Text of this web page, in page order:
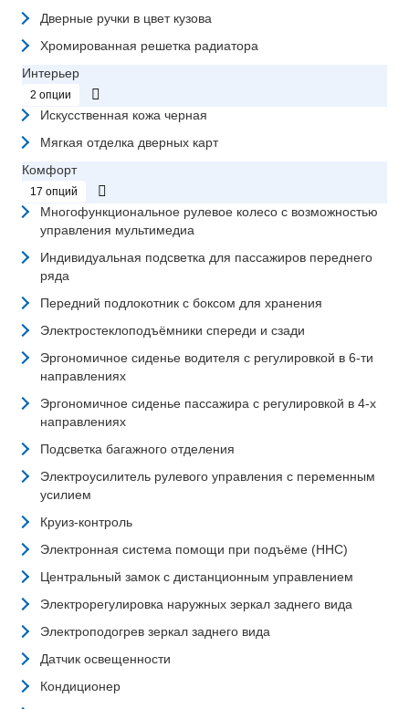
Дверные ручки в цвет кузова
Хромированная решетка радиатора
Интерьер
2 опции
Искусственная кожа черная
Мягкая отделка дверных карт
Комфорт
17 опций
Многофункциональное рулевое колесо с возможностью
управления мультимедиа
Индивидуальная подсветка для пассажиров переднего
ряда
Передний подлокотник с боксом для хранения
Электростеклоподъёмники спереди и сзади
Эргономичное сиденье водителя с регулировкой в 6-ти
направлениях
Эргономичное сиденье пассажира с регулировкой в 4-х
направлениях
Подсветка багажного отделения
Электроусилитель рулевого управления с переменным
усилием
Круиз-контроль
Электронная система помощи при подъёме (HHC)
Центральный замок с дистанционным управлением
Электрорегулировка наружных зеркал заднего вида
Электроподогрев зеркал заднего вида
Датчик освещенности
Кондиционер